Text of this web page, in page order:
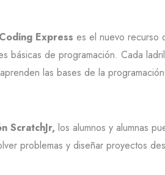
Coding Express es el nuevo recurso
básicas de programación. Cada
las bases de la
ScratchJr, los alumnos y alumnas
problemas y diseñar proyectos